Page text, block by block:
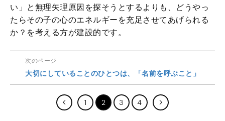
い」と無理矢理原因を探そうとするよりも、どうやっ
たらその子の心のエネルギーを充足させてあげられる
か？を考える方が建設的です。
次のページ
大切にしていることのひとつは、「名前を呼ぶこと」
1 2 3 4